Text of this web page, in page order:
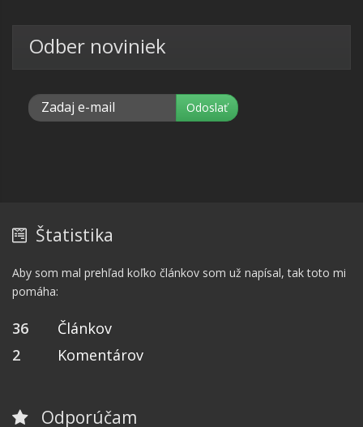
Odber noviniek
Štatistika
Aby som mal prehľad koľko článkov som už napísal, tak toto mi
pomáha:
36
Článkov
2
Komentárov
Odporúčam